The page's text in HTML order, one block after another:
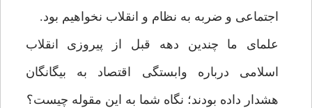
اجتماعی و ضربه به نظام و انقلاب نخواهیم بود.
علمای ما چندین دهه قبل از پیروزی انقلاب
اسلامی درباره وابستگی اقتصاد به بیگانگان
هشدار داده بودند؛ نگاه شما به این مقوله چیست؟